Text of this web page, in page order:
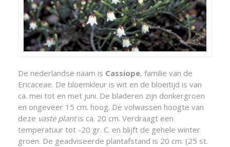
De nederlandse naam is Cassiope, familie van de
Ericaceae. De bloemkleur is wit en de bloeitijd is van
ca. mei tot en met juni. De bladeren zijn donkergroen
en ongeveer 15 cm. hoog. De volwassen hoogte van
deze vaste plantis ca. 20 cm. Verdraagt een
temperatuur tot -20 gr. C. en blijft de gehele winter
groen. De geadviseerde plantafstand is 20 cm. (25 st.